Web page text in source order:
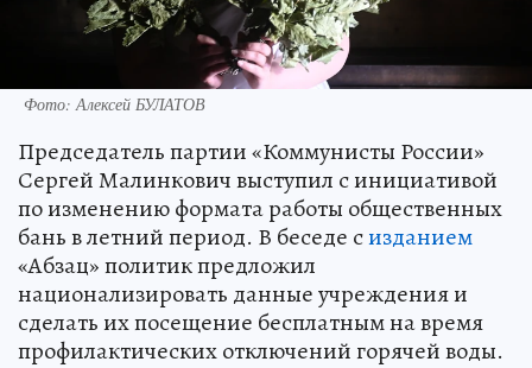
Фото: Алексей БУЛАТОВ
Председатель партии «Коммунисты России»
Сергей Малинкович выступил с инициативой
по изменению формата работы общественных
бань в летний период. В беседе сизданием
«Абзац» политик предложил
национализировать данные учреждения и
сделать их посещение бесплатным на время
профилактических отключений горячей воды.